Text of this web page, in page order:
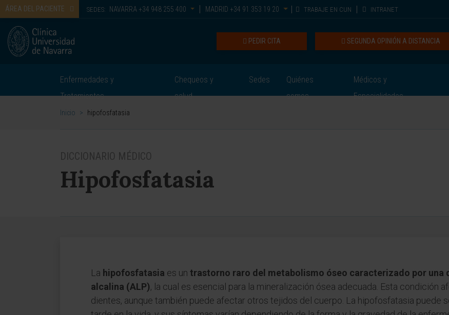
ÁREA DEL PACIENTE SEDES: NAVARRA +34 948 255 400 MADRID +34 91 353 19 20 TRABAJE EN CUN INTRANET
SEGUNDA OPINIÓN A DISTANCIA
PEDIR CITA
Enfermedades y
Tratamientos
Chequeos y
salud
Sedes
Quiénes
somos
Médicos y
Especialidades
Inicio > hipofosfatasia
DICCIONARIO MÉDICO
Hipofosfatasia
La hipofosfatasia es un trastorno raro del metabolismo óseo caracterizado por una
alcalina (ALP), la cual es esencial para la mineralización ósea adecuada. Esta condición
dientes, aunque también puede afectar otros tejidos del cuerpo. La hipofosfatasia puede